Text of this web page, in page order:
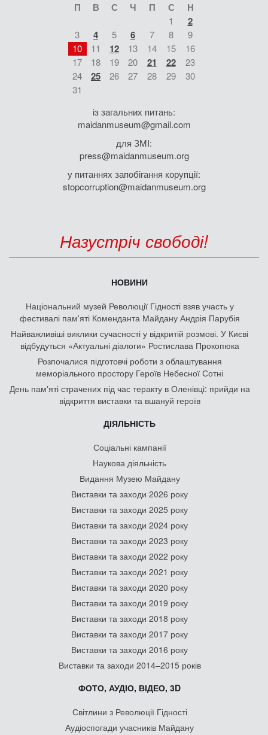
П В С Ч П С Н
1 2
3 4 5 6 7 8
9
10
11 12 13 14 15
16
17
18 19 20 21 22
23
24
25 26 27 28 29
30
31
із загальних питань:
maidanmuseum@gmail.com
для ЗМІ:
press@maidanmuseum.org
у питаннях запобігання корупції:
stopcorruption@maidanmuseum.org
Назустріч свободі!
НОВИНИ
Національний музей Революції Гідності взяв участь у
фестивалі пам'яті Коменданта Майдану Андрія Парубія
Найважливіші виклики сучасності у відкритій розмові. У Києві
відбудуться «Актуальні діалоги» Ростислава Прокопюка
Розпочалися підготовчі роботи з облаштування
меморіального простору Героїв Небесної Сотні
День памʼяті страчених під час теракту в Оленівці: прийди на
відкриття виставки та вшануй героїв
ДІЯЛЬНІСТЬ
Соціальні кампанії
Наукова діяльність
Видання Музею Майдану
Виставки та заходи 2026 року
Виставки та заходи 2025 року
Виставки та заходи 2024 року
Виставки та заходи 2023 року
Виставки та заходи 2022 року
Виставки та заходи 2021 року
Виставки та заходи 2020 року
Виставки та заходи 2019 року
Виставки та заходи 2018 року
Виставки та заходи 2017 року
Виставки та заходи 2016 року
Виставки та заходи 2014–2015 років
ФОТО, АУДІО, ВІДЕО, 3D
Світлини з Революції Гідності
Аудіоспогади учасників Майдану